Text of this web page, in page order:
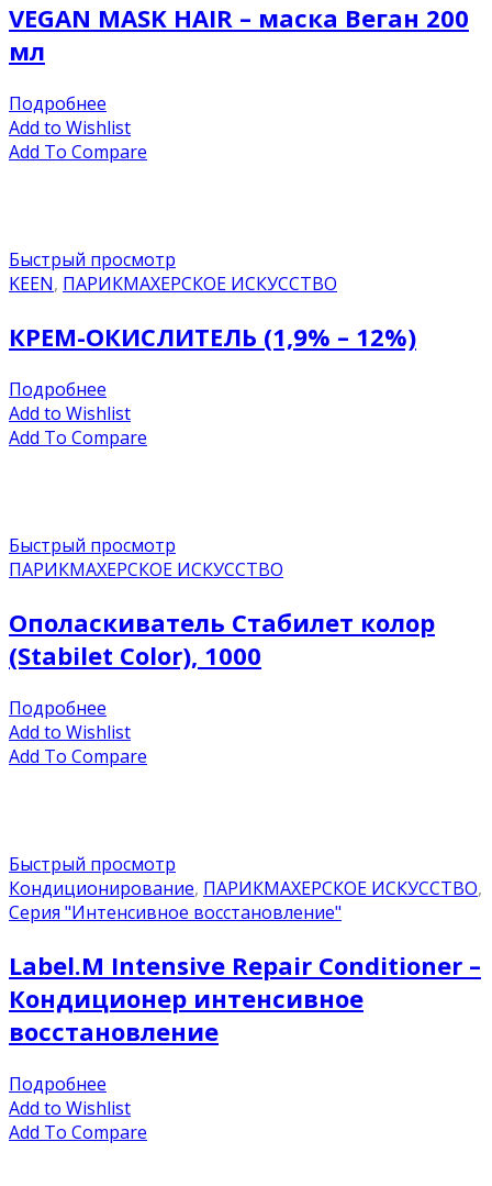
VEGAN MASK HAIR – маска Веган 200
мл
Подробнее
Add to Wishlist
Add To Compare
Быстрый просмотр
KEEN, ПАРИКМАХЕРСКОЕ ИСКУССТВО
КРЕМ-ОКИСЛИТЕЛЬ (1,9% – 12%)
Подробнее
Add to Wishlist
Add To Compare
Быстрый просмотр
ПАРИКМАХЕРСКОЕ ИСКУССТВО
Ополаскиватель Стабилет колор
(Stabilet Color), 1000
Подробнее
Add to Wishlist
Add To Compare
Быстрый просмотр
Кондиционирование, ПАРИКМАХЕРСКОЕ ИСКУССТВО,
Серия "Интенсивное восстановление"
Label.M Intensive Repair Conditioner –
Кондиционер интенсивное
восстановление
Подробнее
Add to Wishlist
Add To Compare